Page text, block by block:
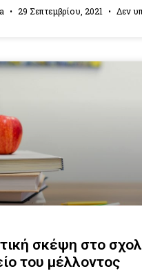
29 Σεπτεμβρίου, 2021
Δεν
σκέψη στο
του μέλλοντος